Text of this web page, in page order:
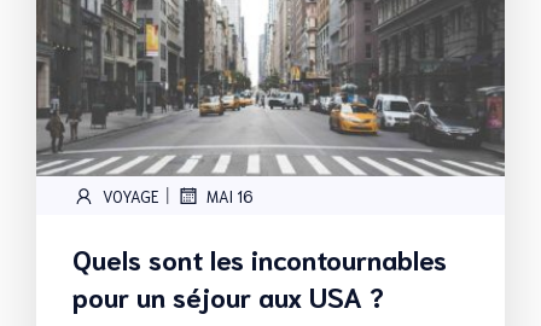
VOYAGE | MAI 16
Quels sont les incontournables
pour un séjour aux USA ?